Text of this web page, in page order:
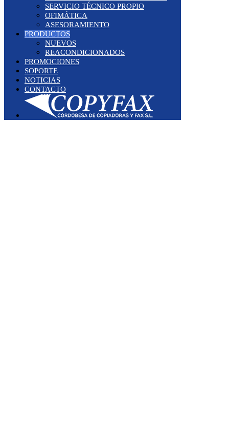
SERVICIO TÉCNICO PROPIO
OFIMÁTICA
ASESORAMIENTO
PRODUCTOS
NUEVOS
REACONDICIONADOS
PROMOCIONES
SOPORTE
NOTICIAS
CONTACTO